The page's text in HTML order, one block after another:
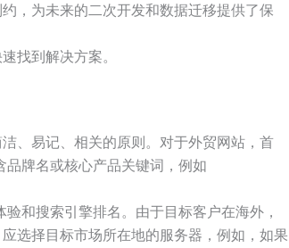
，为未来的二次开发和数据迁移提供了保
找到解决方案。
、易记、相关的原则。对于外贸网站，首
牌名或核心产品关键词，例如
和搜索引擎排名。由于目标客户在海外，
选择目标市场所在地的服务器，例如，如果